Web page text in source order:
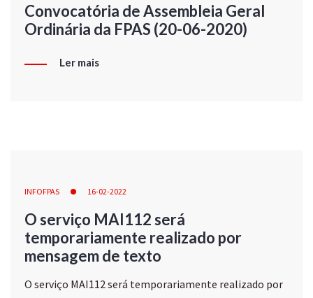
Convocatória de Assembleia Geral
Ordinária da FPAS (20-06-2020)
Ler mais
INFOFPAS 16-02-2022
O serviço MAI112 será
temporariamente realizado por
mensagem de texto
O serviço MAI112 será temporariamente realizado por